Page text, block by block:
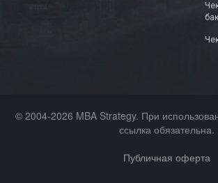
© 2004-2026 MBA Strategy. При
ссылка обязательна.
Публичная оферта